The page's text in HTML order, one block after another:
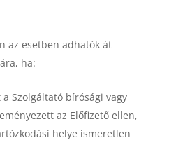
az esetben adhatók át
ha:
Szolgáltató bírósági vagy
az Előfizető ellen,
helye ismeretlen